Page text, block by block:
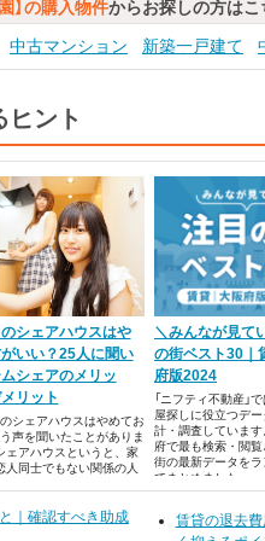
】の購入物件からお探しの方は
中古マンション 新築一戸建て
ヒント
シェアハウスはや
いい？25人に聞い
シェアのメリッ
メリット
のシェアハウスはやめてお
う声を聞いたことがありま
ェアハウスというと、家
人同士でもない関係の人
を借りてのルームシェア
＼みんなが見て
の街ベスト30｜
府版2024
「ニフティ不動産」
屋探しに役立つデ
計・調査していま
府で最も検索・閲
街の最新データを
でまとめました。
｜確認すべき助成
賃貸の退去費